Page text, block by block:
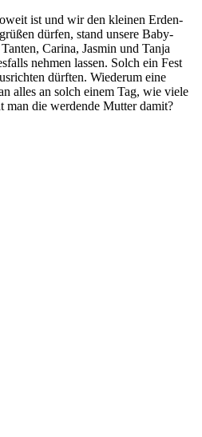
ist und wir den klei­nen Erden­
dür­fen, stand unse­re Baby­
Cari­na, Jas­min und Tan­ja
neh­men las­sen. Solch ein Fest
dürf­ten. Wie­der­um eine
alles an solch einem Tag, wie vie­le
man die wer­den­de Mut­ter damit?